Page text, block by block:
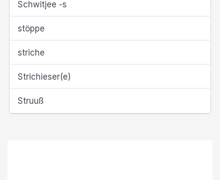
Schwitjee -s
stöppe
striche
Strichieser(e)
Struuß